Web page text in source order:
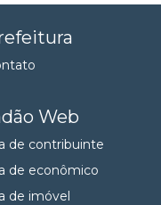
Web
de contribuinte
de econômico
de imóvel